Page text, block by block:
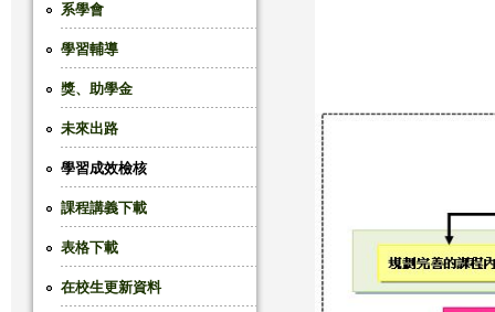
系學會
學習輔導
獎、助學金
未來出路
學習成效檢核
課程講義下載
表格下載
在校生更新資料